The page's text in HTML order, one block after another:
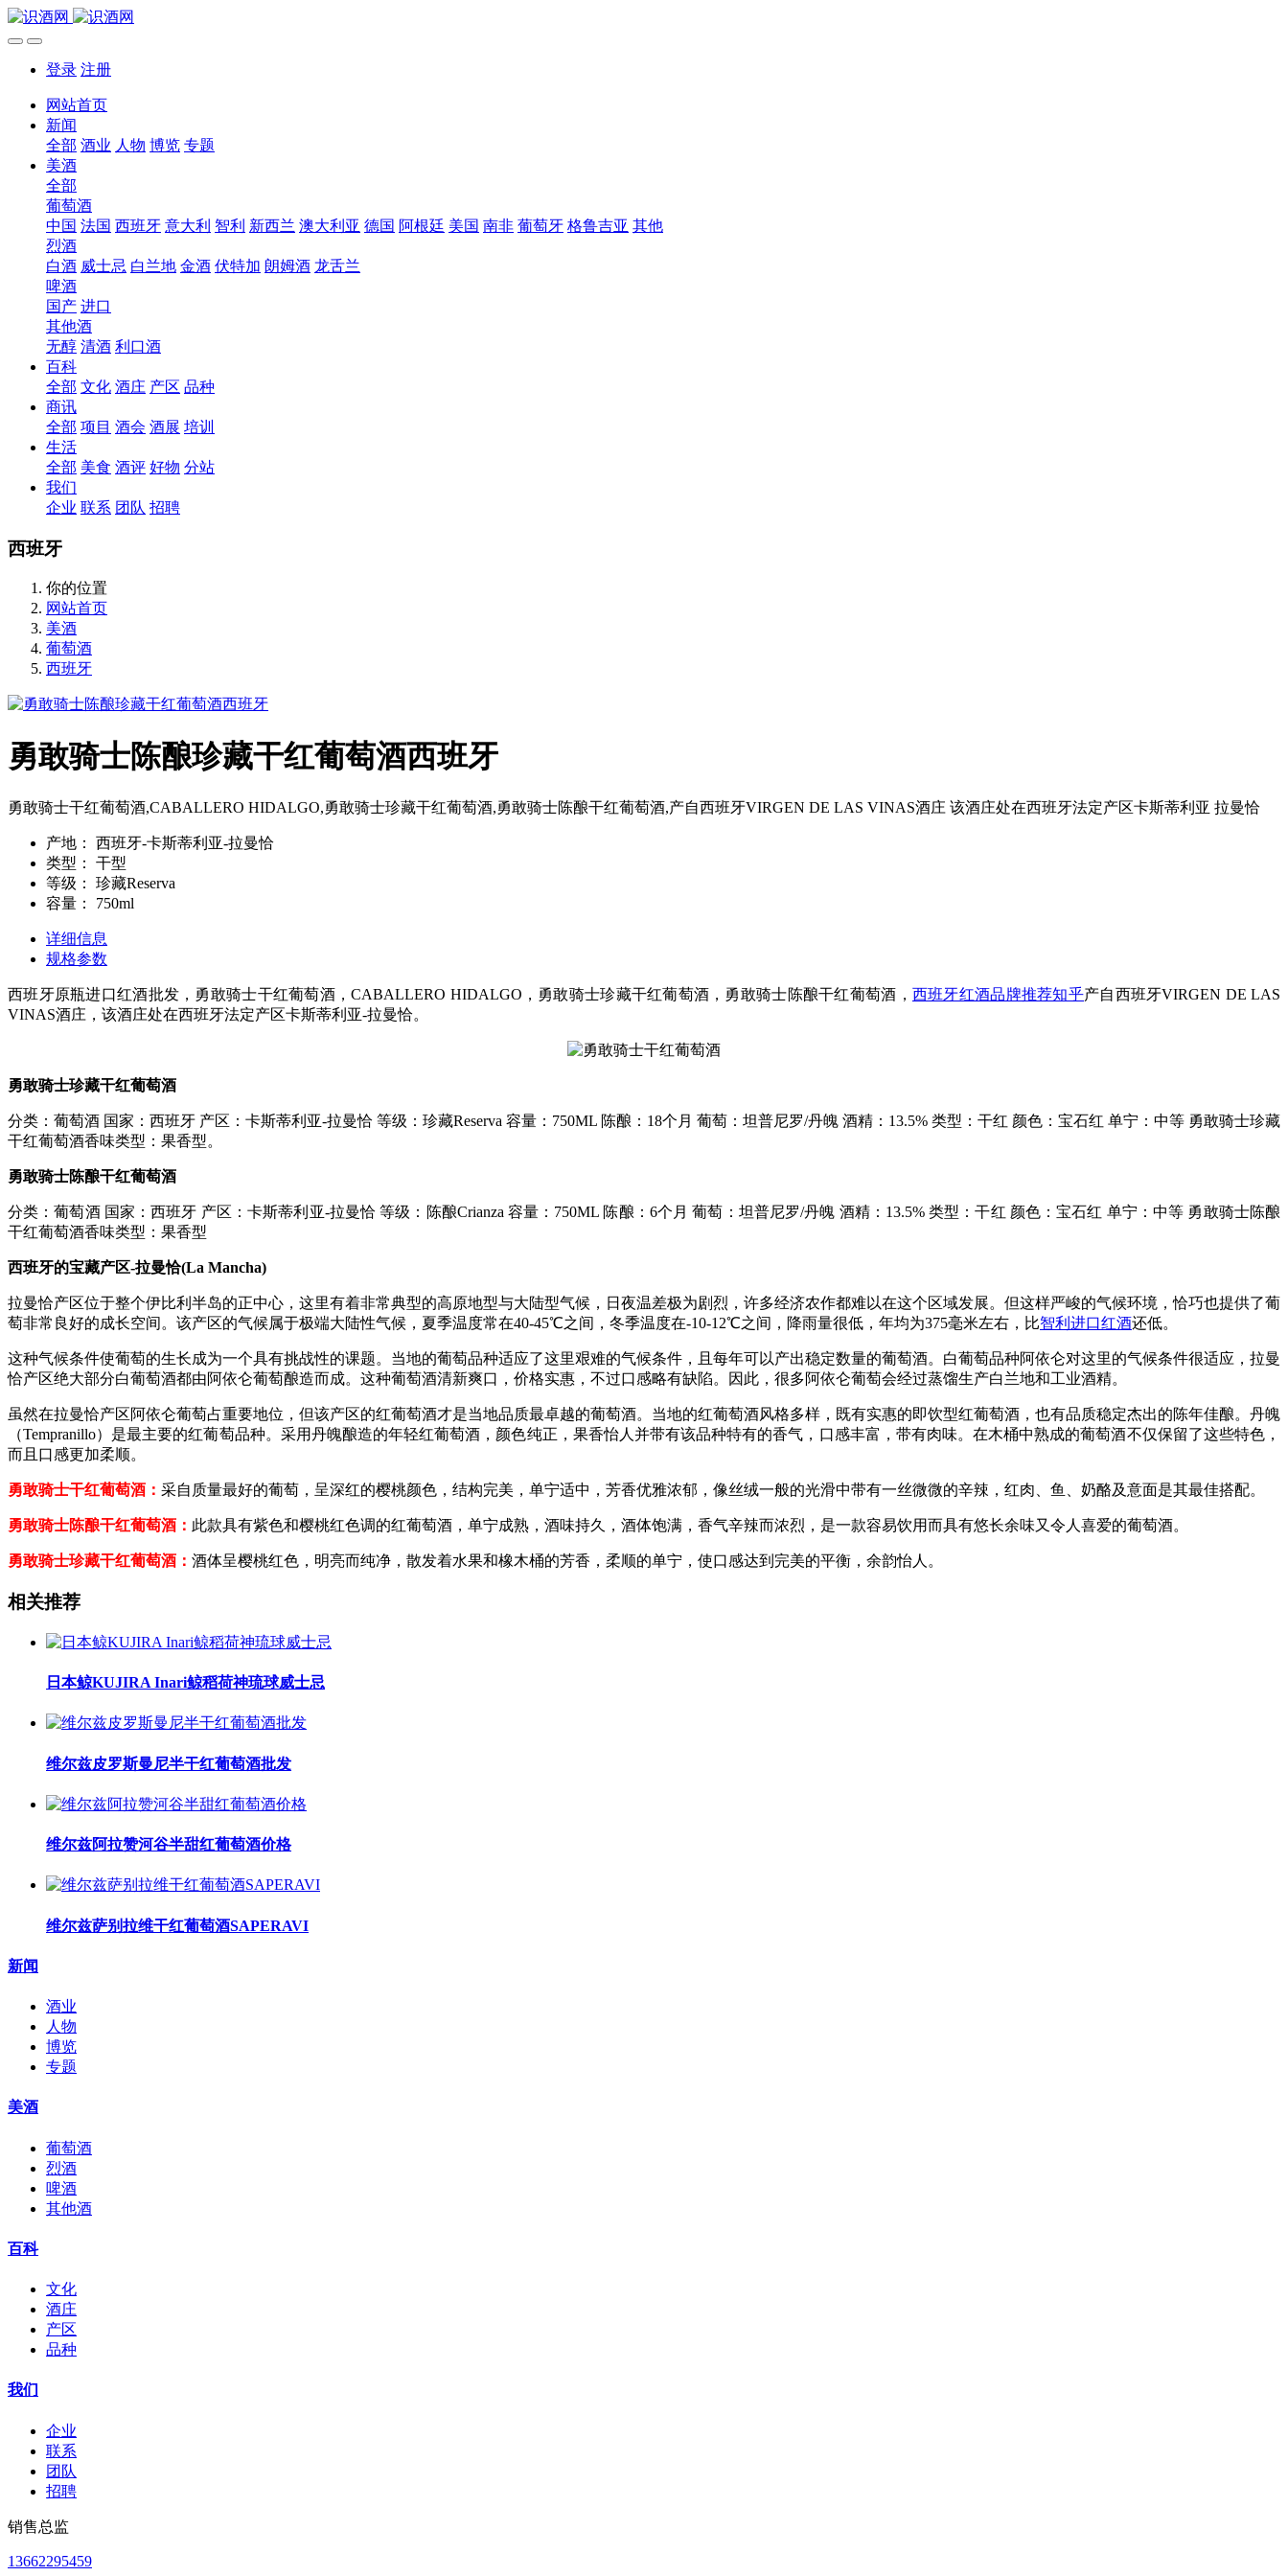
登录 注册
网站首页
新闻
全部 酒业 人物 博览 专题
美酒
全部
葡萄酒
中国 法国 西班牙 意大利 智利 新西兰 澳大利亚 德国 阿根廷 美国 南非 葡萄牙 格鲁吉亚 其他
烈酒
白酒 威士忌 白兰地 金酒 伏特加 朗姆酒 龙舌兰
啤酒
国产 进口
其他酒
无醇 清酒 利口酒
百科
全部 文化 酒庄 产区 品种
商讯
全部 项目 酒会 酒展 培训
生活
全部 美食 酒评 好物 分站
我们
企业 联系 团队 招聘
西班牙
你的位置
网站首页
美酒
葡萄酒
西班牙
勇敢骑士陈酿珍藏干红葡萄酒西班牙
勇敢骑士干红葡萄酒,CABALLERO HIDALGO,勇敢骑士珍藏干红葡萄酒,勇敢骑士陈酿干红葡萄酒,产自西班牙VIRGEN DE LAS VINAS酒庄 该酒庄处在西班牙法定产区卡斯蒂利亚 拉曼恰
产地：
西班牙-卡斯蒂利亚-拉曼恰
类型：
干型
等级：
珍藏Reserva
容量：
750ml
详细信息
规格参数
西班牙原瓶进口红酒批发，勇敢骑士干红葡萄酒，CABALLERO HIDALGO，勇敢骑士珍藏干红葡萄酒，勇敢骑士陈酿干红葡萄酒， 西班牙红酒品牌推荐知乎产自西班牙VIRGEN DE LAS
VINAS酒庄，该酒庄处在西班牙法定产区卡斯蒂利亚-拉曼恰。
勇敢骑士珍藏干红葡萄酒
分类：葡萄酒 国家：西班牙 产区：卡斯蒂利亚-拉曼恰 等级：珍藏Reserva 容量：750ML 陈酿：18个月 葡萄：坦普尼罗/丹魄 酒精：13.5% 类型：干红 颜色：宝石红 单宁：中等 勇敢骑士珍藏
干红葡萄酒香味类型：果香型。
勇敢骑士陈酿干红葡萄酒
分类：葡萄酒 国家：西班牙 产区：卡斯蒂利亚-拉曼恰 等级：陈酿Crianza 容量：750ML 陈酿：6个月 葡萄：坦普尼罗/丹魄 酒精：13.5% 类型：干红 颜色：宝石红 单宁：中等 勇敢骑士陈酿
干红葡萄酒香味类型：果香型
西班牙的宝藏产区-拉曼恰(La Mancha)
拉曼恰产区位于整个伊比利半岛的正中心，这里有着非常典型的高原地型与大陆型气候，日夜温差极为剧烈，许多经济农作都难以在这个区域发展。但这样严峻的气候环境，恰巧也提供了葡
萄非常良好的成长空间。该产区的气候属于极端大陆性气候，夏季温度常在40-45℃之间，冬季温度在-10-12℃之间，降雨量很低，年均为375毫米左右，比智利进口红酒还低。
这种气候条件使葡萄的生长成为一个具有挑战性的课题。当地的葡萄品种适应了这里艰难的气候条件，且每年可以产出稳定数量的葡萄酒。白葡萄品种阿依仑对这里的气候条件很适应，拉曼
恰产区绝大部分白葡萄酒都由阿依仑葡萄酿造而成。这种葡萄酒清新爽口，价格实惠，不过口感略有缺陷。因此，很多阿依仑葡萄会经过蒸馏生产白兰地和工业酒精。
虽然在拉曼恰产区阿依仑葡萄占重要地位，但该产区的红葡萄酒才是当地品质最卓越的葡萄酒。当地的红葡萄酒风格多样，既有实惠的即饮型红葡萄酒，也有品质稳定杰出的陈年佳酿。丹魄
（Tempranillo）是最主要的红葡萄品种。采用丹魄酿造的年轻红葡萄酒，颜色纯正，果香怡人并带有该品种特有的香气，口感丰富，带有肉味。在木桶中熟成的葡萄酒不仅保留了这些特色，
而且口感更加柔顺。
勇敢骑士干红葡萄酒： 采自质量最好的葡萄，呈深红的樱桃颜色，结构完美，单宁适中，芳香优雅浓郁，像丝绒一般的光滑中带有一丝微微的辛辣，红肉、鱼、奶酪及意面是其最佳搭配。
勇敢骑士陈酿干红葡萄酒： 此款具有紫色和樱桃红色调的红葡萄酒，单宁成熟，酒味持久，酒体饱满，香气辛辣而浓烈，是一款容易饮用而具有悠长余味又令人喜爱的葡萄酒。
勇敢骑士珍藏干红葡萄酒： 酒体呈樱桃红色，明亮而纯净，散发着水果和橡木桶的芳香，柔顺的单宁，使口感达到完美的平衡，余韵怡人。
相关推荐
日本鲸KUJIRA Inari鲸稻荷神琉球威士忌
维尔兹皮罗斯曼尼半干红葡萄酒批发
维尔兹阿拉赞河谷半甜红葡萄酒价格
维尔兹萨别拉维干红葡萄酒SAPERAVI
新闻
酒业
人物
博览
专题
美酒
葡萄酒
烈酒
啤酒
其他酒
百科
文化
酒庄
产区
品种
我们
企业
联系
团队
招聘
销售总监
13662295459